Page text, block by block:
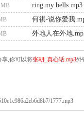
MB
ring my bells.mp3
何祺-说你爱我
外地人在外地
享,你可以将张朝_真心话.mp3外
1777.mp3